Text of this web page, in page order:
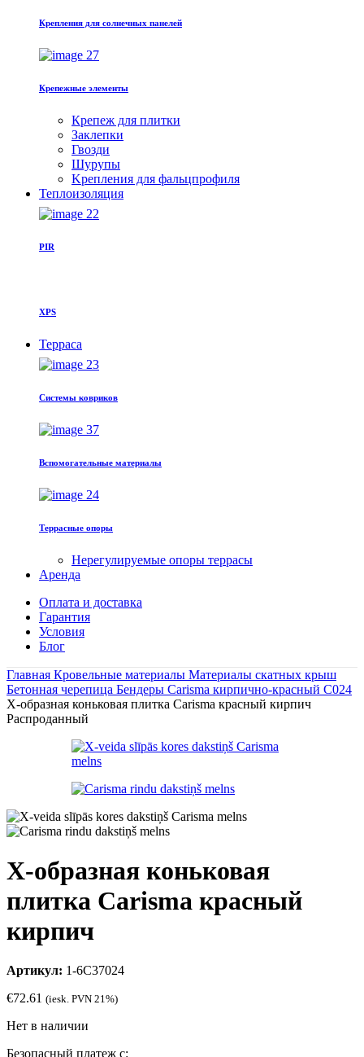
Крепления для солнечных панелей
Крепежные элементы
Крепеж для плитки
Заклепки
Гвозди
Шурупы
Kрепления для фальцпрофиля
Теплоизоляция
PIR
XPS
Терраса
Системы ковриков
Вспомогательные материалы
Террасные опоры
Нерегулируемые опоры террасы
Арендa
Оплата и доставка
Гарантия
Условия
Блог
Главная Кровельные материалы Материалы скатных крыш
Бетонная черепица Бендеры Carisma кирпично-красный C024
Х-образная коньковая плитка Carisma красный кирпич
Распроданный
Х-образная коньковая
плитка Carisma красный
кирпич
Артикул: 1-6C37024
€72.61 (iesk. PVN 21%)
Нет в наличии
Безопасный платеж с: